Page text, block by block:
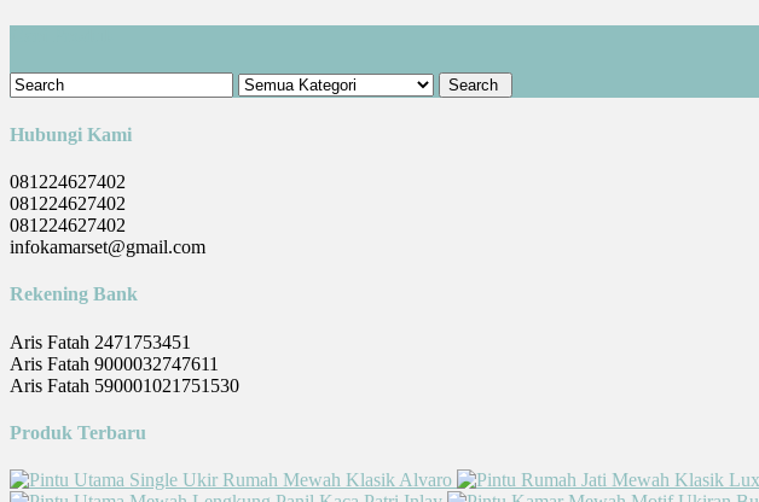
Hubungi Kami
081224627402
081224627402
081224627402
infokamarset@gmail.com
Rekening Bank
Aris Fatah 2471753451
Aris Fatah 9000032747611
Aris Fatah 590001021751530
Produk Terbaru